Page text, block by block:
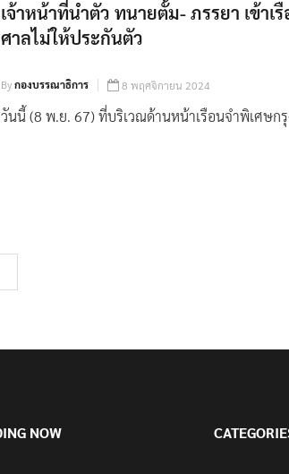
เจ้าหน้าที่นำตัว ทนายตั้ม- ภรรยา เข้าเ
ศาลไม่ให้ประกันตัว
Byกองบรรณาธิการ 8 พฤศจิกายน 2024
วันนี้ (8 พ.ย. 67) ที่บริเวณด้านหน้าเรือนจำพิเศษก
NOW